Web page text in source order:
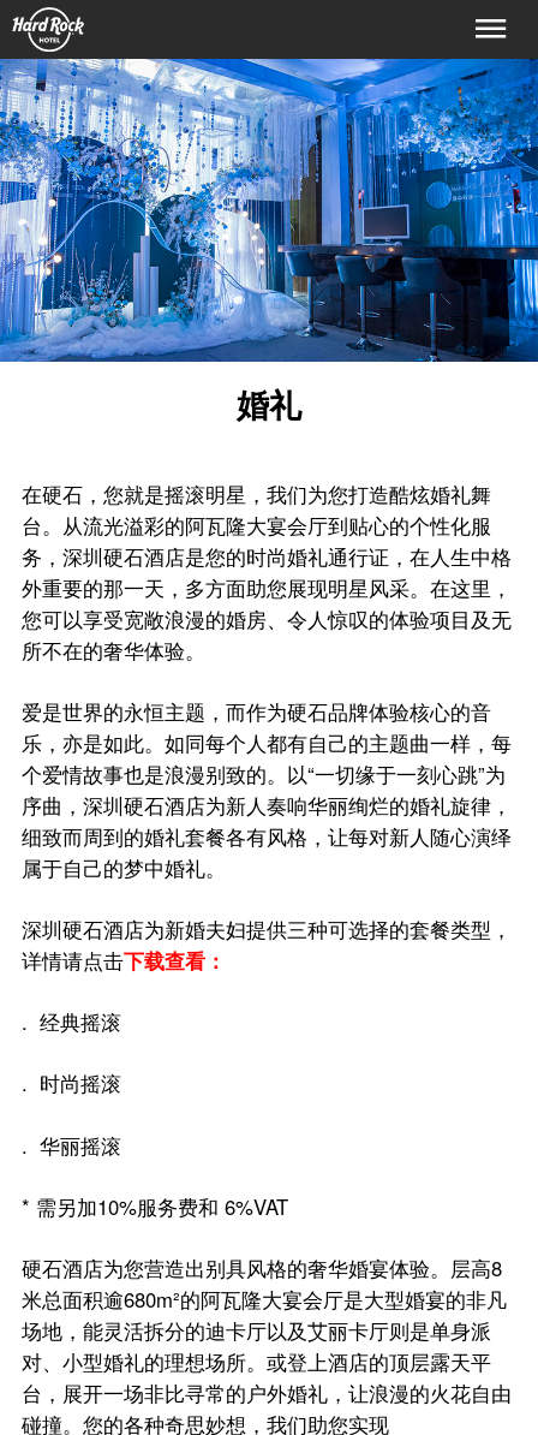
首页
客房及套房
特别优惠
星级设施
餐饮与夜生活
婚礼
场地详询及预定
探索深圳
婚礼
在硬石，您就是摇滚明星，我们为您打造酷炫婚礼舞
台。从流光溢彩的阿瓦隆大宴会厅到贴心的个性化服
务，深圳硬石酒店是您的时尚婚礼通行证，在人生中格
外重要的那一天，多方面助您展现明星风采。在这里，
您可以享受宽敞浪漫的婚房、令人惊叹的体验项目及无
所不在的奢华体验。
爱是世界的永恒主题，而作为硬石品牌体验核心的音
乐，亦是如此。如同每个人都有自己的主题曲一样，每
个爱情故事也是浪漫别致的。以“一切缘于一刻心跳”为
序曲，深圳硬石酒店为新人奏响华丽绚烂的婚礼旋律，
细致而周到的婚礼套餐各有风格，让每对新人随心演绎
属于自己的梦中婚礼。
深圳硬石酒店为新婚夫妇提供三种可选择的套餐类型，
详情请点击下载查看：
. 经典摇滚
. 时尚摇滚
. 华丽摇滚
* 需另加10%服务费和 6%VAT
硬石酒店为您营造出别具风格的奢华婚宴体验。层高8
米总面积逾680m²的阿瓦隆大宴会厅是大型婚宴的非凡
场地，能灵活拆分的迪卡厅以及艾丽卡厅则是单身派
对、小型婚礼的理想场所。或登上酒店的顶层露天平
台，展开一场非比寻常的户外婚礼，让浪漫的火花自由
碰撞。您的各种奇思妙想，我们助您实现